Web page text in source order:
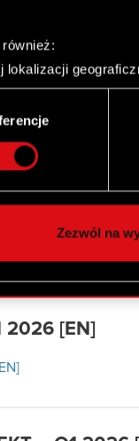
analizując
osobiste dane
zmienić lub
treści i
Partnerzy
korzystania
Zezwól na
2026 [EN]
2026
Q1 2026
2026 [EN]